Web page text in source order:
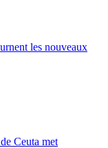
les nouveaux
Ceuta met